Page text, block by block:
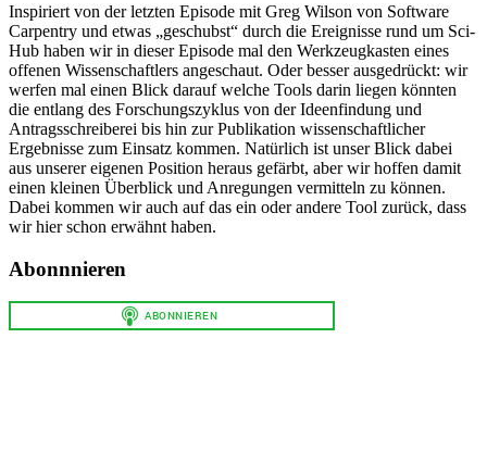
Inspiriert von der letzten Episode mit Greg Wilson von Software
Carpentry und etwas „geschubst“ durch die Ereignisse rund um Sci-
Hub haben wir in dieser Episode mal den Werkzeugkasten eines
offenen Wissenschaftlers angeschaut. Oder besser ausgedrückt: wir
werfen mal einen Blick darauf welche Tools darin liegen könnten
die entlang des Forschungszyklus von der Ideenfindung und
Antragsschreiberei bis hin zur Publikation wissenschaftlicher
Ergebnisse zum Einsatz kommen. Natürlich ist unser Blick dabei
aus unserer eigenen Position heraus gefärbt, aber wir hoffen damit
einen kleinen Überblick und Anregungen vermitteln zu können.
Dabei kommen wir auch auf das ein oder andere Tool zurück, dass
wir hier schon erwähnt haben.
Abonnnieren